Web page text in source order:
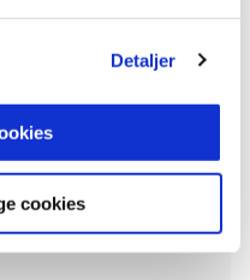
Detaljer
cookies
fra toppfotballen i
innsikt. Jeg er
på laget, sier
og laget som er på